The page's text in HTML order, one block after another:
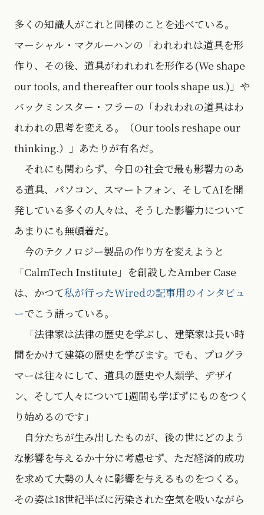
多くの知識人がこれと同様のことを述べている。
マーシャル・マクルーハンの「われわれは道具を形
作り、その後、道具がわれわれを形作る(We shape
our tools, and thereafter our tools shape us.)」や
バックミンスター・フラーの「われわれの道具はわ
れわれの思考を変える。（Our tools reshape our
thinking.）」あたりが有名だ。
それにも関わらず、今日の社会で最も影響力のあ
る道具、パソコン、スマートフォン、そしてAIを開
発している多くの人々は、そうした影響力について
あまりにも無頓着だ。
今のテクノロジー製品の作り方を変えようと
「CalmTech Institute」を創設したAmber Case
は、かつて私が行ったWiredの記事用のインタビュ
ーでこう語っている。
「法律家は法律の歴史を学ぶし、建築家は長い時
間をかけて建築の歴史を学びます。でも、プログラ
マーは往々にして、道具の歴史や人類学、デザイ
ン、そして人々について1週間も学ばずにものをつく
り始めるのです」
自分たちが生み出したものが、後の世にどのよう
な影響を与えるか十分に考慮せず、ただ経済的成功
を求めて大勢の人々に影響を与えるものをつくる。
その姿は18世紀半ばに汚染された空気を吸いながら